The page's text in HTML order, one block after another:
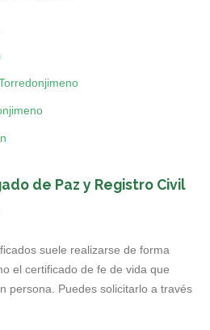
de Paz y Registro Civil
suele realizarse de forma
el certificado de fe de vida que
persona. Puedes solicitarlo a través